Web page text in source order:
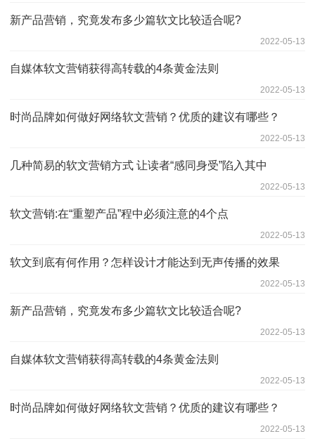
新产品营销，究竟发布多少篇软文比较适合呢?
2022-05-13
自媒体软文营销获得高转载的4条黄金法则
2022-05-13
时尚品牌如何做好网络软文营销？优质的建议有哪些？
2022-05-13
几种简易的软文营销方式 让读者“感同身受”陷入其中
2022-05-13
软文营销:在“重塑产品”程中必须注意的4个点
2022-05-13
软文到底有何作用？怎样设计才能达到无声传播的效果
2022-05-13
新产品营销，究竟发布多少篇软文比较适合呢?
2022-05-13
自媒体软文营销获得高转载的4条黄金法则
2022-05-13
时尚品牌如何做好网络软文营销？优质的建议有哪些？
2022-05-13